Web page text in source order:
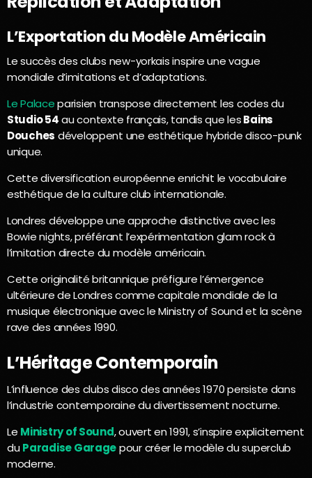
L’Exportation du Modèle Américain
Le succès des clubs new-yorkais inspire une vague
mondiale d’imitations et d’adaptations.
Le Palaceparisien transpose directement les codes du
Studio 54au contexte français, tandis que lesBains
Douches développent une esthétique hybride disco-punk
unique.
Cette diversification européenne enrichit le vocabulaire
esthétique de la culture club internationale.
Londres développe une approche distinctive avec les
Bowie nights, préférant l’expérimentation glam rock à
l’imitation directe du modèle américain.
Cette originalité britannique préfigure l’émergence
ultérieure de Londres comme capitale mondiale de la
musique électronique avec le Ministry of Sound et la scène
rave des années 1990.
L’Héritage Contemporain
L’influence des clubs disco des années 1970 persiste dans
l’industrie contemporaine du divertissement nocturne.
Le Ministry of Sound, ouvert en 1991, s’inspire explicitement
duParadise Garagepour créer le modèle du superclub
moderne.